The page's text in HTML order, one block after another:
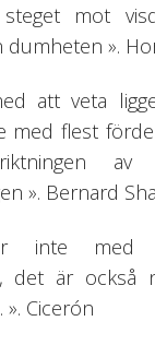
mot
dumheten ».
att veta
med flest
av
». Bernard
inte med
det är också
». Cicerón